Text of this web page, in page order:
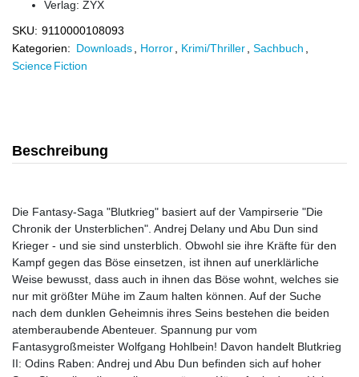
Verlag: ZYX
SKU: 9110000108093
Kategorien: Downloads Horror Krimi/Thriller Sachbuch
Science Fiction
Beschreibung
Die Fantasy-Saga "Blutkrieg" basiert auf der Vampirserie "Die
Chronik der Unsterblichen". Andrej Delany und Abu Dun sind
Krieger - und sie sind unsterblich. Obwohl sie ihre Kräfte für den
Kampf gegen das Böse einsetzen, ist ihnen auf unerklärliche
Weise bewusst, dass auch in ihnen das Böse wohnt, welches sie
nur mit größter Mühe im Zaum halten können. Auf der Suche
nach dem dunklen Geheimnis ihres Seins bestehen die beiden
atemberaubende Abenteuer. Spannung pur vom
Fantasygroßmeister Wolfgang Hohlbein! Davon handelt Blutkrieg
II: Odins Raben: Andrej und Abu Dun befinden sich auf hoher